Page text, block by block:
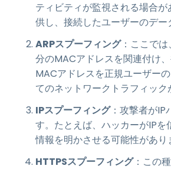
ティビティが監視される場合
供し、接続したユーザーのデー
ARPスプーフィング：ここでは
分のMACアドレスを関連付け
MACアドレスを正規ユーザー
てのネットワークトラフィック
IPスプーフィング：攻撃者がIP
す。たとえば、ハッカーがIP
情報を明かさせる可能性があり
HTTPSスプーフィング：この